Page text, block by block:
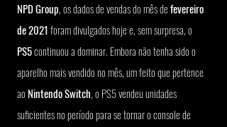
NPD Group, os dados de vendas do mês de fevereiro
de 2021 foram divulgados hoje e, sem surpresa, o
PS5 continuou a dominar. Embora não tenha sido o
aparelho mais vendido no mês, um feito que pertence
ao Nintendo Switch, o PS5 vendeu unidades
suficientes no período para se tornar o console de